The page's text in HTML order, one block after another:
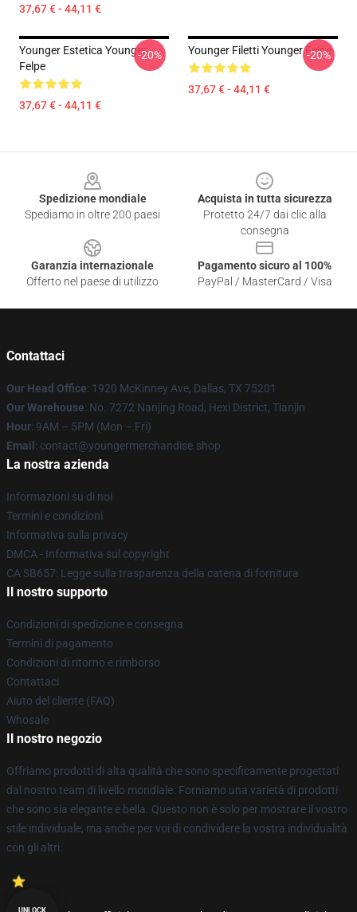
37,67 € - 44,11 €
Younger Estetica Younger
Felpe
37,67 € - 44,11 €
-20% Younger Filetti Younger Felpe
37,67 € - 44,11 €
-20%
Spedizione mondiale
Spediamo in oltre 200 paesi
Acquista in tutta sicurezza
Protetto 24/7 dai clic alla
consegna
Garanzia internazionale
Offerto nel paese di utilizzo
Pagamento sicuro al 100%
PayPal / MasterCard / Visa
Contattaci
Our Head Office: 1920 McKinney Ave, Dallas, TX 75201
Our Warehouse: No. 7272 Nanjing Road, Hexi District, Tianjin
Hour: 9AM – 5PM (Mon – Fri)
Email : contact@youngermerchandise.shop
La nostra azienda
Informazioni su di noi
Termini e condizioni
Informativa sulla privacy
DMCA - Informativa sul copyright
CA SB657: Legge sulla trasparenza della catena di fornitura
Il nostro supporto
Condizioni di spedizione e consegna
Termini di pagamento
Condizioni di ritorno e rimborso
Contattaci
Aiuto del cliente (FAQ)
Whosale
Il nostro negozio
Offriamo prodotti di alta qualità che sono specificamente progettati
dal nostro team di livello mondiale. Forniamo una varietà di prodotti
che sono sia elegante e bella. Questo non è solo per mostrare il vostro
stile individuale, ma anche per voi di condividere la vostra individualità
con gli altri.
UNLOCK